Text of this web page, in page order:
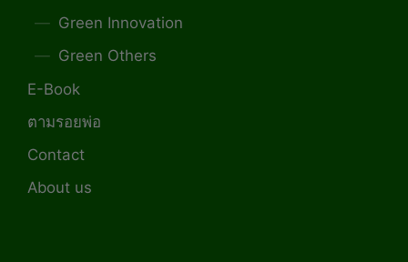
Green Innovation
Green Others
E-Book
ตามรอยพ่อ
Contact
About us